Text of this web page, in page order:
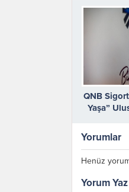
QNB
Yaşa”
Yorumlar
Henüz
Yorum Yaz